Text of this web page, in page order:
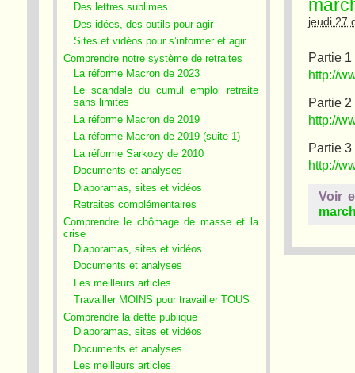
Des lettres sublimes
Des idées, des outils pour agir
Sites et vidéos pour s’informer et agir
Comprendre notre système de retraites
La réforme Macron de 2023
Le scandale du cumul emploi retraite
sans limites
La réforme Macron de 2019
La réforme Macron de 2019 (suite 1)
La réforme Sarkozy de 2010
Documents et analyses
Diaporamas, sites et vidéos
Retraites complémentaires
Comprendre le chômage de masse et la
crise
Diaporamas, sites et vidéos
Documents et analyses
Les meilleurs articles
Travailler MOINS pour travailler TOUS
Comprendre la dette publique
Diaporamas, sites et vidéos
Documents et analyses
Les meilleurs articles
jeudi 27
Partie 1
http://
Partie 2
http://
Partie
http://
Voir